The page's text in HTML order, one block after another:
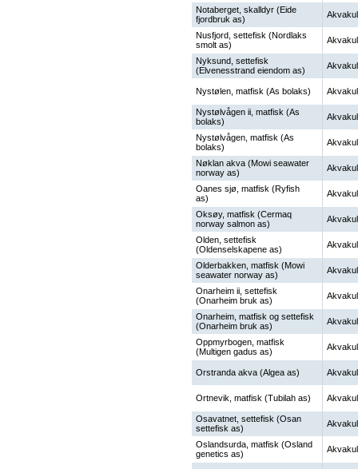
Notaberget, skalldyr (Eide
fjordbruk as)
Nusfjord, settefisk (Nordlaks
smolt as)
Nyksund, settefisk
(Elvenesstrand eiendom as)
Nystølen, matfisk (As bolaks)
Nystølvågen ii, matfisk (As
bolaks)
Nystølvågen, matfisk (As
bolaks)
Nøklan akva (Mowi seawater
norway as)
Oanes sjø, matfisk (Ryfish
as)
Oksøy, matfisk (Cermaq
norway salmon as)
Olden, settefisk
(Oldenselskapene as)
Olderbakken, matfisk (Mowi
seawater norway as)
Onarheim ii, settefisk
(Onarheim bruk as)
Onarheim, matfisk og settefisk
(Onarheim bruk as)
Oppmyrbogen, matfisk
(Multigen gadus as)
Orstranda akva (Algea as)
Ortnevik, matfisk (Tubilah as)
Osavatnet, settefisk (Osan
settefisk as)
Oslandsurda, matfisk (Osland
genetics as)